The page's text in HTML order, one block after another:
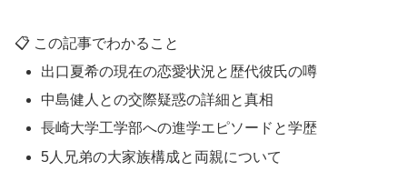
📋 この記事でわかること
出口夏希の現在の恋愛状況と歴代彼氏の噂
中島健人との交際疑惑の詳細と真相
長崎大学工学部への進学エピソードと学歴
5人兄弟の大家族構成と両親について